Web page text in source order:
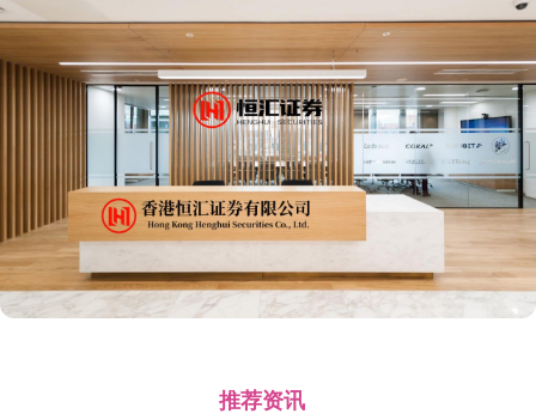
推荐资讯